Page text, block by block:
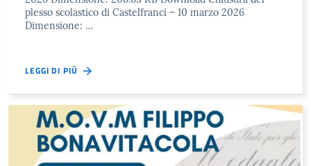
plesso scolastico di Castelfranci – 10 marzo 2026
Dimensione: …
LEGGI DI PIÙ